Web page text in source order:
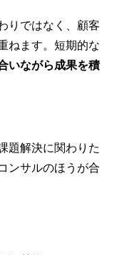
りではなく、顧客
ねます。短期的な
いながら成果を積
題解決に関わりた
ンサルのほうが合